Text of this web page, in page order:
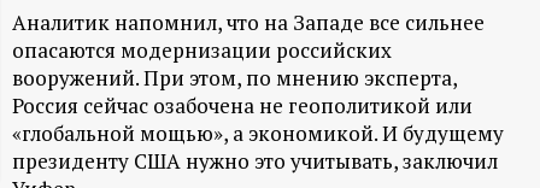
р
м
а
Аналитик напомнил, что на Западе все сильнее
опасаются модернизации российских
вооружений. При этом, по мнению эксперта,
Россия сейчас озабочена не геополитикой или
«глобальной мощью», а экономикой. И будущему
президенту США нужно это учитывать, заключил